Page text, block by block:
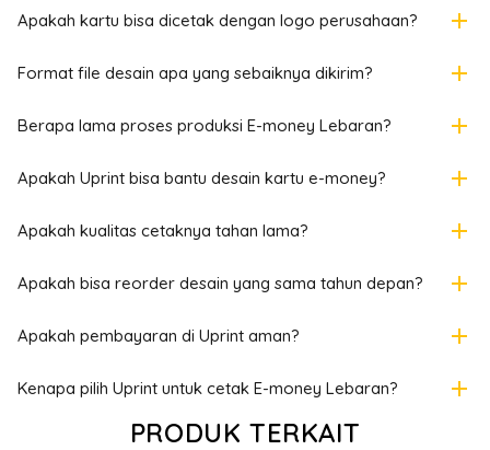
Apakah kartu bisa dicetak dengan logo perusahaan? add
Format file desain apa yang sebaiknya dikirim? add
Berapa lama proses produksi E-money Lebaran? add
Apakah Uprint bisa bantu desain kartu e-money? add
Apakah kualitas cetaknya tahan lama? add
Apakah bisa reorder desain yang sama tahun depan? add
Apakah pembayaran di Uprint aman? add
Kenapa pilih Uprint untuk cetak E-money Lebaran? add
PRODUK TERKAIT